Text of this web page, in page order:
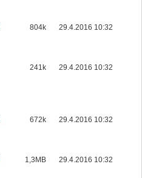
804k 29.4.2016 10:32
241k 29.4.2016 10:32
672k 29.4.2016 10:32
1,3MB 29.4.2016 10:32